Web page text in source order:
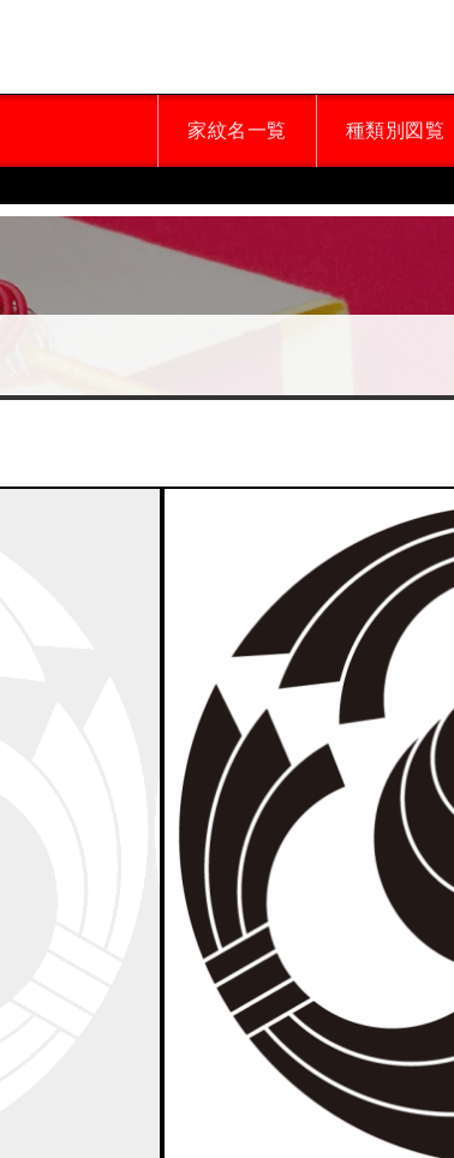
家紋名一覧 種類別図覧